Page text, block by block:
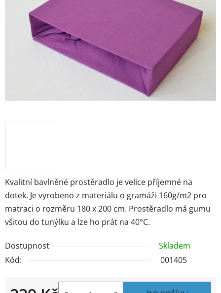
Kvalitní bavlněné prostěradlo je velice příjemné na
dotek. Je vyrobeno z materiálu o gramáži 160g/m2 pro
matraci o rozměru 180 x 200 cm. Prostěradlo má gumu
všitou do tunýlku a lze ho prát na 40°C.
Dostupnost
Skladem
Kód:
001405
hvězdiček.